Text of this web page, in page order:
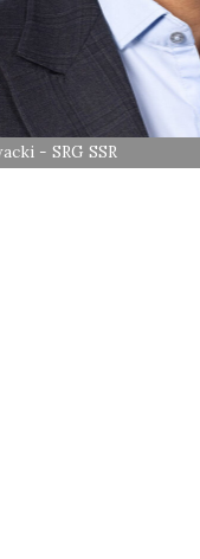
- SRG SSR